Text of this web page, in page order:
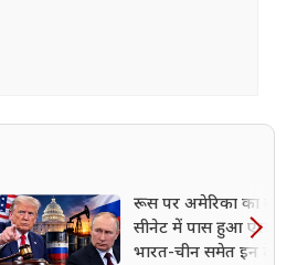
रूस पर अमेरिका का बड़ा
सीनेट में पास हुआ ऐसा बिल,
भारत-चीन समेत इन देशों